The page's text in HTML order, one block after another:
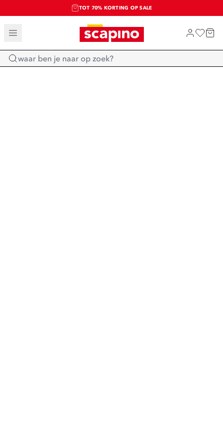
TOT 70% KORTING OP SALE
SALE: LAATSTE KANS!
SHOP NIEUW
Home